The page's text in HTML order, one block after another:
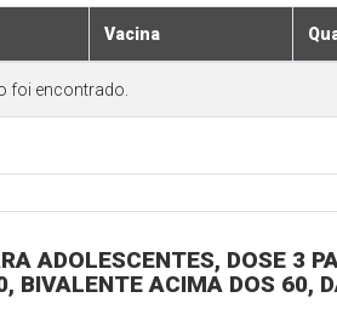
Vacina
foi encontrado.
ADOLESCENTES, DOSE 3
BIVALENTE ACIMA DOS 60,